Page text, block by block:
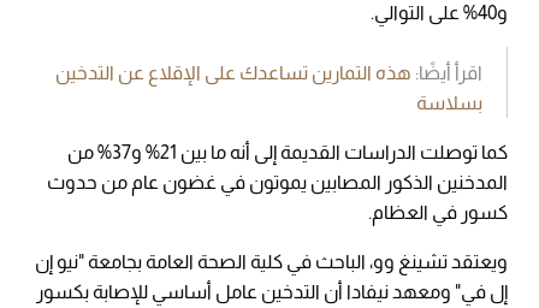
و40% على التوالي.
اقرأ أيضًا: هذه التمارين تساعدك على الإقلاع عن التدخين
بسلاسة
كما توصلت الدراسات القديمة إلى أنه ما بين 21% و37% من
المدخنين الذكور المصابين يموتون في غضون عام من حدوث
كسور في العظام.
ويعتقد تشينغ وو، الباحث في كلية الصحة العامة بجامعة "نيو إن
إل في" ومعهد نيفادا أن التدخين عامل أساسي للإصابة بكسور